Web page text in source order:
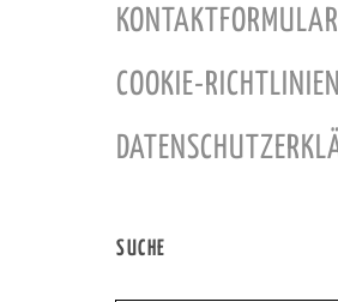
COOKIE-RICHTLINIEN
SUCHE